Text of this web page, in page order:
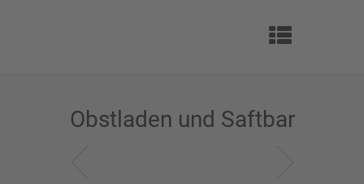
Obstladen und Saftbar